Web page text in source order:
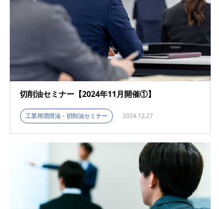
切削油セミナー【2024年11月開催①】
工業用潤滑油・切削油セミナー 2024.12.27